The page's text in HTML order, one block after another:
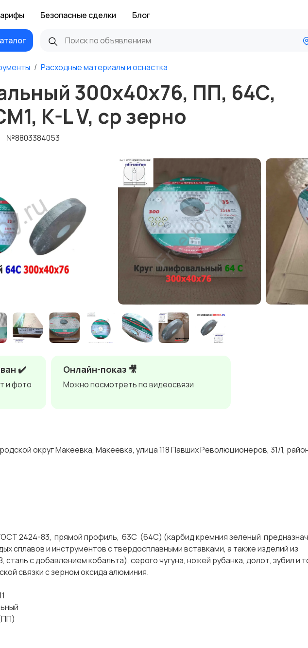
Безопасные сделки Блог
Расходные материалы и оснастка
300х40х76, ПП, 64С,
K-L V, ср зерно
№8803384053
✔️
и фото
Онлайн-показ 🎥
Можно посмотреть по видеосвязи
округ Макеевка, Макеевка, улица 118 Павших Революционеров, 31/1,
2424-83, прямой профиль, 63С (64С) (карбид кремния зеленый
сплавов и инструментов с твердосплавными вставками, а также изделий из
с добавлением кобальта), серого чугуна, ножей рубанка, долот, зубил и
связки с зерном оксида алюминия.